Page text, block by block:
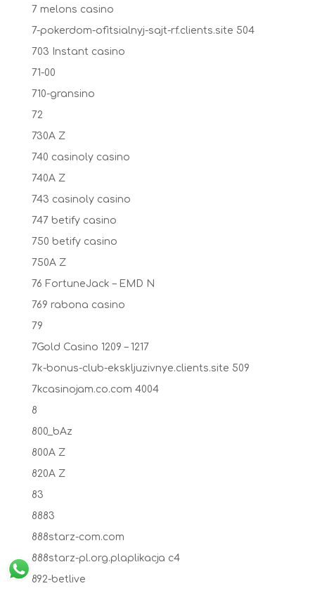
7 melons casino
7-pokerdom-ofitsialnyj-sajt-rf.clients.site 504
703 Instant casino
71-00
710-gransino
72
730A Z
740 casinoly casino
740A Z
743 casinoly casino
747 betify casino
750 betify casino
750A Z
76 FortuneJack – EMD N
769 rabona casino
79
7Gold Casino 1209 – 1217
7k-bonus-club-ekskljuzivnye.clients.site 509
7kcasinojam.co.com 4004
8
800_bAz
800A Z
820A Z
83
8883
888starz-com.com
888starz-pl.org.plaplikacja c4
892-betlive